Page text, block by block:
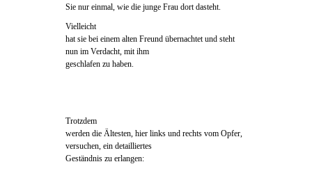
Sie nur einmal, wie die junge Frau dort dasteht.
Vielleicht
hat sie bei einem alten Freund übernachtet und steht
nun im Verdacht, mit ihm
geschlafen zu haben.
Trotzdem
werden die Ältesten, hier links und rechts vom Opfer,
versuchen, ein detailliertes
Geständnis zu erlangen: